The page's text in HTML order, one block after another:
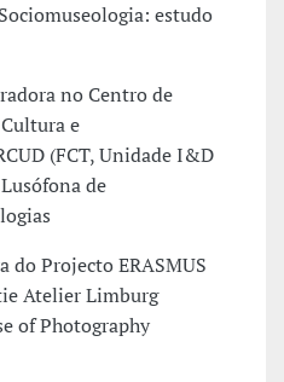
estudo
no Centro de
e
(FCT, Unidade I&D
de
do Projecto ERASMUS
Atelier Limburg
of Photography